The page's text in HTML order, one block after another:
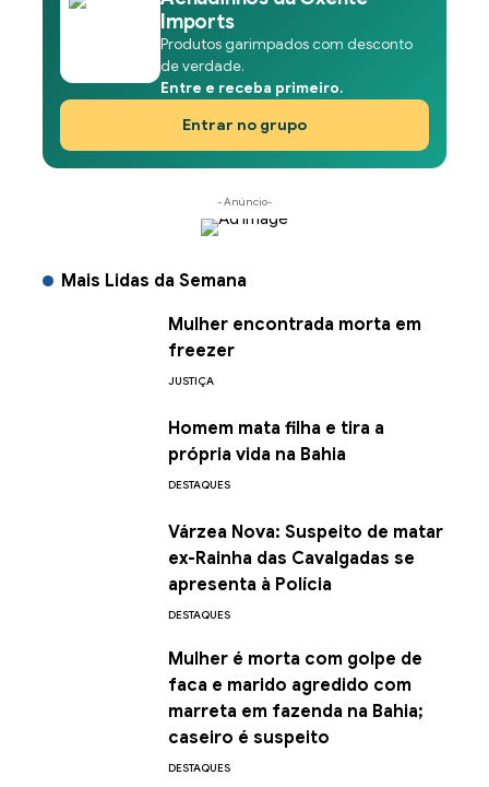
Imports
Produtos garimpados com desconto
de verdade.
Entre e receba primeiro.
Entrar no grupo
- Anúncio-
Mais Lidas da Semana
Mulher encontrada morta em
freezer
JUSTIÇA
Homem mata filha e tira a
própria vida na Bahia
DESTAQUES
Várzea Nova: Suspeito de matar
ex-Rainha das Cavalgadas se
apresenta à Polícia
DESTAQUES
Mulher é morta com golpe de
faca e marido agredido com
marreta em fazenda na Bahia;
caseiro é suspeito
DESTAQUES